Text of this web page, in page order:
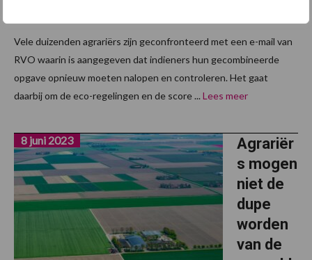
Vele duizenden agrariërs zijn geconfronteerd met een e-mail van
RVO waarin is aangegeven dat indieners hun gecombineerde
opgave opnieuw moeten nalopen en controleren. Het gaat
daarbij om de eco-regelingen en de score ... Lees meer
Agrariër
s mogen
niet de
dupe
worden
van de
8 juni 2023